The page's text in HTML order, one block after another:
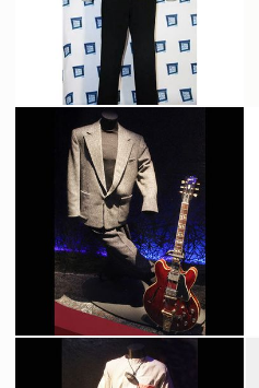
Costume de pilote de Rodger Young
Vu à l'écran